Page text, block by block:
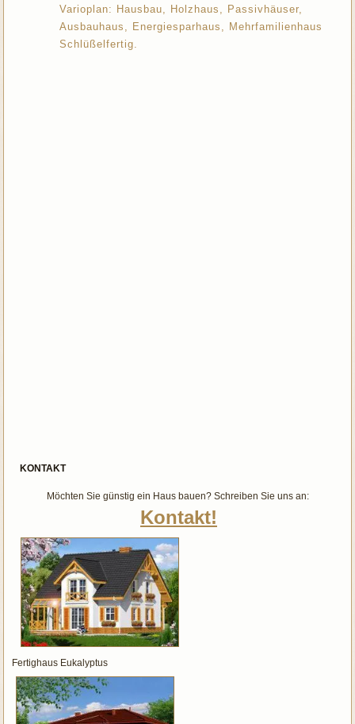
Varioplan: Hausbau, Holzhaus, Passivhäuser,
Ausbauhaus, Energiesparhaus, Mehrfamilienhaus
Schlüßelfertig.
KONTAKT
Möchten Sie günstig ein Haus bauen? Schreiben Sie uns an:
Kontakt!
Fertighaus Eukalyptus